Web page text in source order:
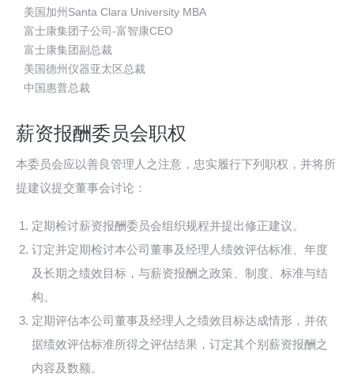
美国加州Santa Clara University MBA
富士康集团子公司-富智康CEO
富士康集团副总裁
美国德州仪器亚太区总裁
中国惠普总裁
薪资报酬委员会职权
本委员会应以善良管理人之注意，忠实履行下列职权，并将所
提建议提交董事会讨论：
定期检讨薪资报酬委员会组织规程并提出修正建议。
订定并定期检讨本公司董事及经理人绩效评估标准、年度
及长期之绩效目标，与薪资报酬之政策、制度、标准与结
构。
定期评估本公司董事及经理人之绩效目标达成情形，并依
据绩效评估标准所得之评估结果，订定其个别薪资报酬之
内容及数额。